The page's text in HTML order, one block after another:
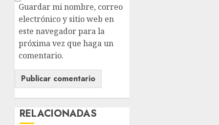
Guardar mi nombre, correo
electrónico y sitio web en
este navegador para la
próxima vez que haga un
comentario.
RELACIONADAS